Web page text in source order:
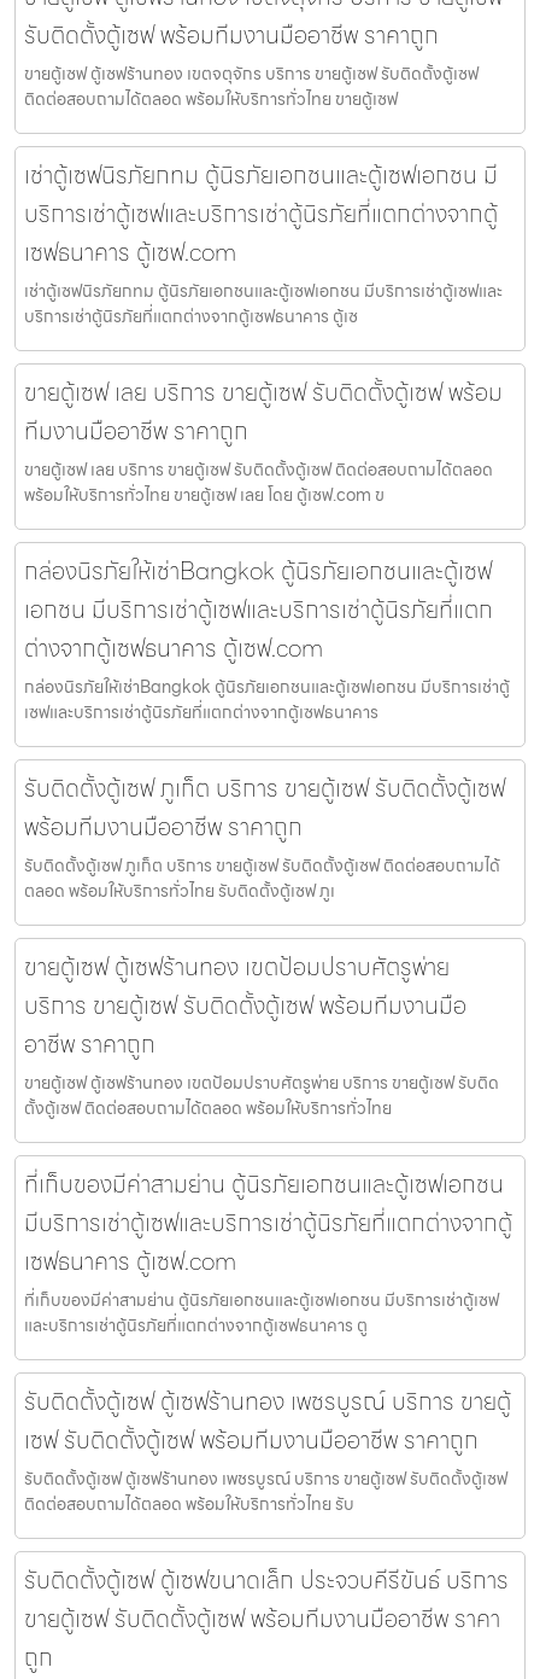
รับติดตั้งตู้เซฟ พร้อมทีมงานมืออาชีพ ราคาถูก
ขายตู้เซฟ ตู้เซฟร้านทอง เขตจตุจักร บริการ ขายตู้เซฟ รับติดตั้งตู้เซฟ
ติดต่อสอบถามได้ตลอด พร้อมให้บริการทั่วไทย ขายตู้เซฟ
เช่าตู้เซฟนิรภัยกทม ตู้นิรภัยเอกชนและตู้เซฟเอกชน มี
บริการเช่าตู้เซฟและบริการเช่าตู้นิรภัยที่แตกต่างจากตู้
เซฟธนาคาร ตู้เซฟ.com
เช่าตู้เซฟนิรภัยกทม ตู้นิรภัยเอกชนและตู้เซฟเอกชน มีบริการเช่าตู้เซฟและ
บริการเช่าตู้นิรภัยที่แตกต่างจากตู้เซฟธนาคาร ตู้เซ
ขายตู้เซฟ เลย บริการ ขายตู้เซฟ รับติดตั้งตู้เซฟ พร้อม
ทีมงานมืออาชีพ ราคาถูก
ขายตู้เซฟ เลย บริการ ขายตู้เซฟ รับติดตั้งตู้เซฟ ติดต่อสอบถามได้ตลอด
พร้อมให้บริการทั่วไทย ขายตู้เซฟ เลย โดย ตู้เซฟ.com ข
กล่องนิรภัยให้เช่าBangkok ตู้นิรภัยเอกชนและตู้เซฟ
เอกชน มีบริการเช่าตู้เซฟและบริการเช่าตู้นิรภัยที่แตก
ต่างจากตู้เซฟธนาคาร ตู้เซฟ.com
กล่องนิรภัยให้เช่าBangkok ตู้นิรภัยเอกชนและตู้เซฟเอกชน มีบริการเช่าตู้
เซฟและบริการเช่าตู้นิรภัยที่แตกต่างจากตู้เซฟธนาคาร
รับติดตั้งตู้เซฟ ภูเก็ต บริการ ขายตู้เซฟ รับติดตั้งตู้เซฟ
พร้อมทีมงานมืออาชีพ ราคาถูก
รับติดตั้งตู้เซฟ ภูเก็ต บริการ ขายตู้เซฟ รับติดตั้งตู้เซฟ ติดต่อสอบถามได้
ตลอด พร้อมให้บริการทั่วไทย รับติดตั้งตู้เซฟ ภูเ
ขายตู้เซฟ ตู้เซฟร้านทอง เขตป้อมปราบศัตรูพ่าย
บริการ ขายตู้เซฟ รับติดตั้งตู้เซฟ พร้อมทีมงานมือ
อาชีพ ราคาถูก
ขายตู้เซฟ ตู้เซฟร้านทอง เขตป้อมปราบศัตรูพ่าย บริการ ขายตู้เซฟ รับติด
ตั้งตู้เซฟ ติดต่อสอบถามได้ตลอด พร้อมให้บริการทั่วไทย
ที่เก็บของมีค่าสามย่าน ตู้นิรภัยเอกชนและตู้เซฟเอกชน
มีบริการเช่าตู้เซฟและบริการเช่าตู้นิรภัยที่แตกต่างจากตู้
เซฟธนาคาร ตู้เซฟ.com
ที่เก็บของมีค่าสามย่าน ตู้นิรภัยเอกชนและตู้เซฟเอกชน มีบริการเช่าตู้เซฟ
และบริการเช่าตู้นิรภัยที่แตกต่างจากตู้เซฟธนาคาร ตู
รับติดตั้งตู้เซฟ ตู้เซฟร้านทอง เพชรบูรณ์ บริการ ขายตู้
เซฟ รับติดตั้งตู้เซฟ พร้อมทีมงานมืออาชีพ ราคาถูก
รับติดตั้งตู้เซฟ ตู้เซฟร้านทอง เพชรบูรณ์ บริการ ขายตู้เซฟ รับติดตั้งตู้เซฟ
ติดต่อสอบถามได้ตลอด พร้อมให้บริการทั่วไทย รับ
รับติดตั้งตู้เซฟ ตู้เซฟขนาดเล็ก ประจวบคีรีขันธ์ บริการ
ขายตู้เซฟ รับติดตั้งตู้เซฟ พร้อมทีมงานมืออาชีพ ราคา
ถูก